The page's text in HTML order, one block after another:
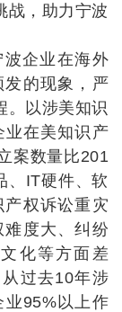
战，助力宁波
波企业在海外
的现象，严
。以涉美知识
业在美知识产
案数量比201
、IT硬件、软
权诉讼重灾
度大、纠纷
化等方面差
过去10年涉
业95%以上作